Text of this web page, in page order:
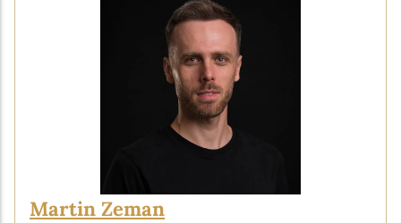
Martin Zeman